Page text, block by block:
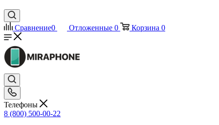
Сравнение0 Отложенные 0 Корзина 0
Телефоны
8 (800) 500-00-22